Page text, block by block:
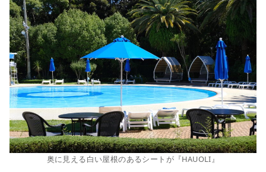
奥に見える白い屋根のあるシートが『HAUOLI』